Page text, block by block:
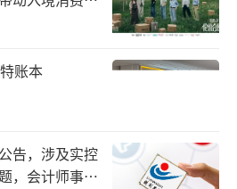
年财报中也同样存在。
尔佳对于净利润下滑给出
增长带动相关销售费用增
连续两年被敷尔佳提到的
账本
告，涉及实控
，会计师事务